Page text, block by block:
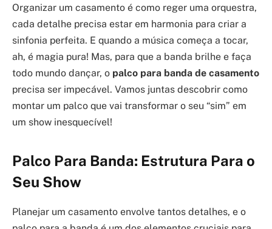
Organizar um casamento é como reger uma orquestra,
cada detalhe precisa estar em harmonia para criar a
sinfonia perfeita. E quando a música começa a tocar,
ah, é magia pura! Mas, para que a banda brilhe e faça
todo mundo dançar, o palco para banda de casamento
precisa ser impecável. Vamos juntas descobrir como
montar um palco que vai transformar o seu “sim” em
um show inesquecível!
Palco Para Banda: Estrutura Para o
Seu Show
Planejar um casamento envolve tantos detalhes, e o